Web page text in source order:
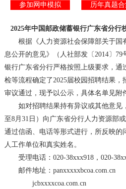
参加网申模拟 历年真题
2025年中国邮政储蓄银行广东省分行
根据《人力资源社会保障部关于国
息公开的意见》（人社部发〔2014〕
银行广东省分行严格按照上级要求，通
检等流程确定了2025届校园招聘结果
审议通过，现予以公示，具体名单见附
如对招聘结果持有异议或其他意见，
至8月31日）向广东省分行人力资源部
通过信函、电话等形式进行，所反映的
人工作单位和真实姓名。
受理电话：020-38xxx918，020-
邮件地址：panxxxxxbcoa.com.cn
jcbxxxxcoa.com.cn